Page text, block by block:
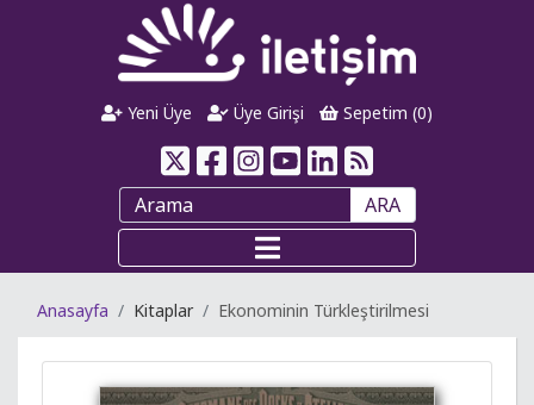
Yeni Üye Üye Girişi Sepetim (0)
ARA
Anasayfa Kitaplar Ekonominin Türkleştirilmesi